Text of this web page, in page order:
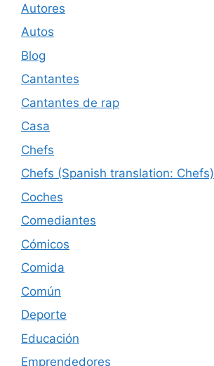
Autores
Autos
Blog
Cantantes
Cantantes de rap
Casa
Chefs
Chefs (Spanish translation: Chefs)
Coches
Comediantes
Cómicos
Comida
Común
Deporte
Educación
Emprendedores